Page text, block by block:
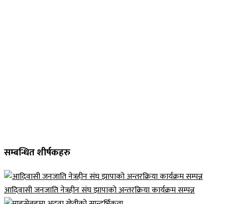
सम्बन्धित शीर्षकहरु
आदिवासी जनजाति नेत्रहीन संघ झापाको अन्तरक्रिया कार्यक्रम सम्पन्न